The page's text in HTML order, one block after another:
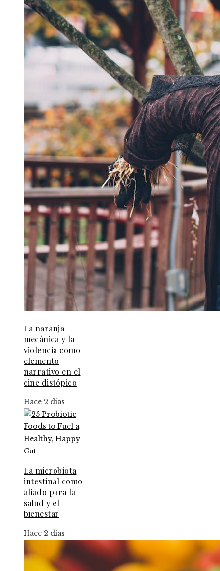
La naranja
mecánica y la
violencia como
elemento
narrativo en el
cine distópico
Hace 2 días
La microbiota
intestinal como
aliado para la
salud y el
bienestar
Hace 2 días